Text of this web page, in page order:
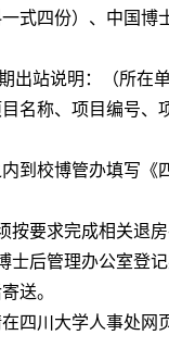
式四份）、中国
出站说明：（所在
名称、项目编号、
到校博管办填写《
按要求完成相关退房
士后管理办公室
送。
四川大学人事处网